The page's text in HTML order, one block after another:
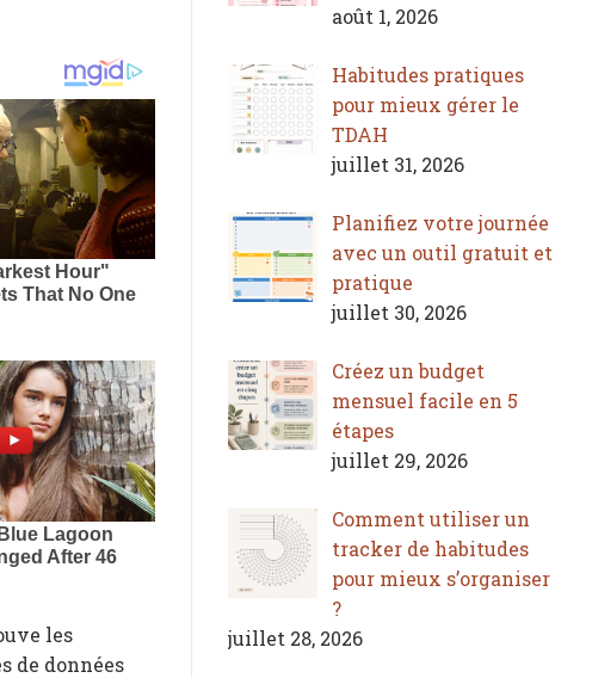
les
de données
août 1, 2026
Habitudes pratiques
pour mieux gérer le
TDAH
juillet 31, 2026
Planifiez votre journée
avec un outil gratuit et
pratique
juillet 30, 2026
Créez un budget
mensuel facile en 5
étapes
juillet 29, 2026
Comment utiliser un
tracker de habitudes
pour mieux s’organiser
?
juillet 28, 2026